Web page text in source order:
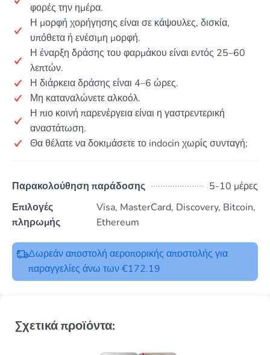
φορές την ημέρα.
Η μορφή χορήγησης είναι σε κάψουλες, δισκία,
υπόθετα ή ενέσιμη μορφή.
Η έναρξη δράσης του φαρμάκου είναι εντός 25–60
λεπτών.
Η διάρκεια δράσης είναι 4–6 ώρες.
Μη καταναλώνετε αλκοόλ.
Η πιο κοινή παρενέργεια είναι η γαστρεντερική
αναστάτωση.
Θα θέλατε να δοκιμάσετε το indocin χωρίς συνταγή;
Παρακολούθηση παράδοσης
5-10 μέρες
Επιλογές
πληρωμής
Visa, MasterCard, Discovery, Bitcoin,
Ethereum
Δωρεάν αποστολή αεροπορικής αποστολής για
παραγγελίες άνω των €172.19
Σχετικά προϊόντα: